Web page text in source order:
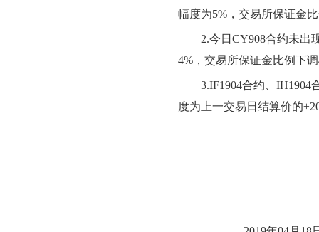
幅度为5%，交易所保证金
2.今日 CY908合约未出
4%，交易所保证金比例下调
3.IF1904合约、IH1904
度为上一交易日结算价的